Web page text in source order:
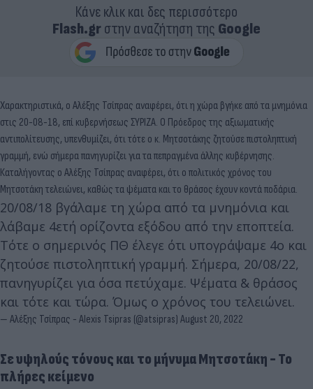
Κάνε κλικ και δες περισσότερο
Flash.grστην αναζήτηση της Google
Χαρακτηριστικά, ο Αλέξης Τσίπρας αναφέρει, ότι η χώρα βγήκε από τα μνημόνια
στις 20-08-18, επί κυβερνήσεως ΣΥΡΙΖΑ. Ο Πρόεδρος της αξιωματικής
αντιπολίτευσης, υπενθυμίζει, ότι τότε ο κ. Μητσοτάκης ζητούσε πιστοληπτική
γραμμή, ενώ σήμερα πανηγυρίζει για τα πεπραγμένα άλλης κυβέρνησης.
Καταλήγοντας ο Αλέξης Τσίπρας αναφέρει, ότι ο πολιτικός χρόνος του
Μητσοτάκη τελειώνει, καθώς τα ψέματα και το θράσος έχουν κοντά ποδάρια.
20/08/18 βγάλαμε τη χώρα από τα μνημόνια και
λάβαμε 4ετή ορίζοντα εξόδου από την εποπτεία.
Τότε ο σημερινός ΠΘ έλεγε ότι υπογράψαμε 4ο και
ζητούσε πιστοληπτική γραμμή. Σήμερα, 20/08/22,
πανηγυρίζει για όσα πετύχαμε. Ψέματα & θράσος
και τότε και τώρα. Όμως ο χρόνος του τελειώνει.
— Αλέξης Τσίπρας - Alexis Tsipras (@atsipras) August 20, 2022
Σε υψηλούς τόνους και το μήνυμα Μητσοτάκη - Το
πλήρες κείμενο